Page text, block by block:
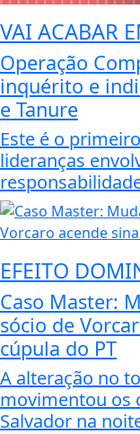
VAI ACABAR
Operação
inquérito e
e Tanure
Este é o
lideranças
EFEITO
Caso Master:
sócio de
cúpula do PT
A alteração no
movimentou os
Salvador na